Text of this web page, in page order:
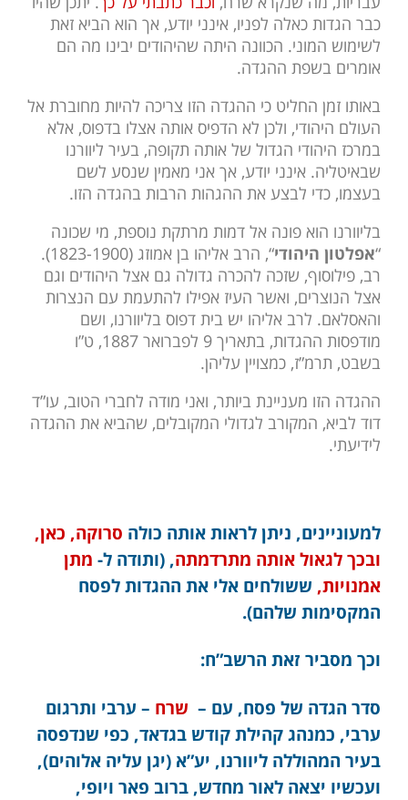
כבר הגדות כאלה לפניו, אינני יודע, אך הוא הביא זאת
לשימוש המוני. הכוונה היתה שהיהודים יבינו מה הם
אומרים בשפת ההגדה.
באותו זמן החליט כי ההגדה הזו צריכה להיות מחוברת אל
העולם היהודי, ולכן לא הדפיס אותה אצלו בדפוס, אלא
במרכז היהודי הגדול של אותה תקופה, בעיר ליוורנו
שבאיטליה. אינני יודע, אך אני מאמין שנסע לשם
בעצמו, כדי לבצע את ההגהות הרבות בהגדה הזו.
בליוורנו הוא פונה אל דמות מרתקת נוספת, מי שכונה
“אפלטון היהודי
“, הרב אליהו בן אמוזג (1823-1900).
רב, פילוסוף, שזכה להכרה גדולה גם אצל היהודים וגם
אצל הנוצרים, ואשר העיז אפילו להתעמת עם הנצרות
והאסלאם. לרב אליהו יש בית דפוס בליוורנו, ושם
מודפסות ההגדות, בתאריך 9 לפברואר 1887, ט”ו
בשבט, תרמ”ז, כמצויין עליהן.
ההגדה הזו מעניינת ביותר, ואני מודה לחברי הטוב, עו”ד
דוד לביא, המקורב לגדולי המקובלים, שהביא את ההגדה
לידיעתי.
למעוניינים, ניתן לראות אותה כולה סרוקה, כאן,
ובכך לגאול אותה מתרדמתה, (ותודה ל- מתן
אמנויות, ששולחים אלי את ההגדות לפסח
המקסימות שלהם).
וכך מסביר זאת הרשב”ח:
סדר הגדה של פסח, עם – שרח – ערבי ותרגום
ערבי, כמנהג קהילת קודש בגדאד, כפי שנדפסה
בעיר המהוללה ליוורנו, יע”א (יגן עליה אלוהים),
ועכשיו יצאה לאור מחדש, ברוב פאר ויופי,